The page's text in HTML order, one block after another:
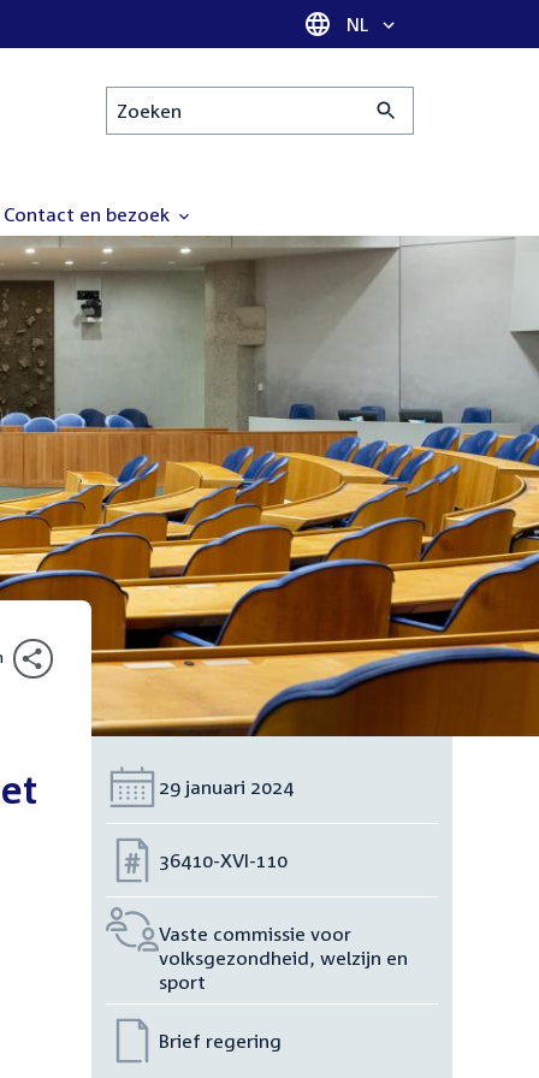
Taal selectie
NL
Zoeken
Contact en bezoek
Datum:
29 januari 2024
Nummer:
36410-XVI-110
Vaste commissie voor
volksgezondheid, welzijn en
sport
Brief regering